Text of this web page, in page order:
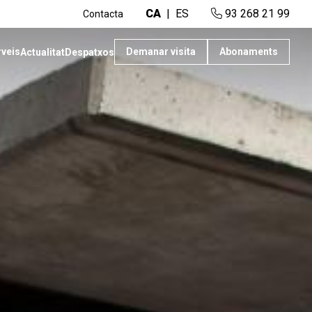
Contacta CA ES 93 268 21 99
Actualitat Despatxos Demanar visita Abonaments